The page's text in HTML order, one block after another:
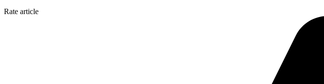
Rate article